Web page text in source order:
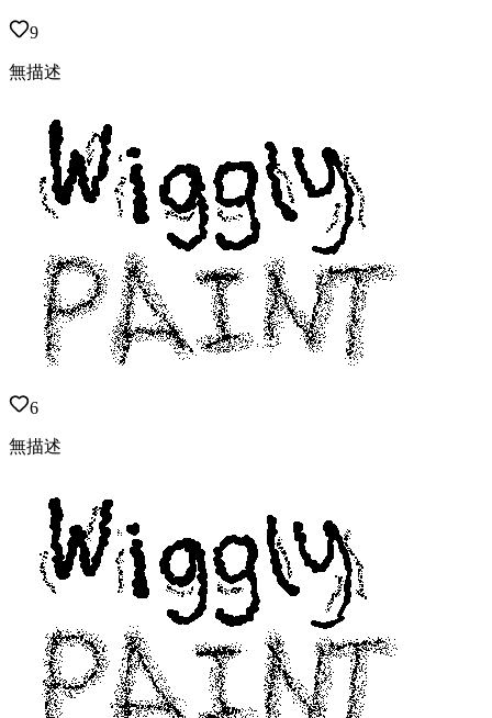
9
無描述
6
無描述